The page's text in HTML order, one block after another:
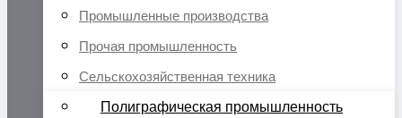
Промышленные производства
Прочая промышленность
Сельскохозяйственная техника
Полиграфическая промышленность